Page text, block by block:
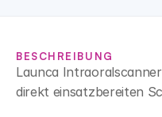
BESCHREIBUNG
Launca
direkt einsatzbereiten